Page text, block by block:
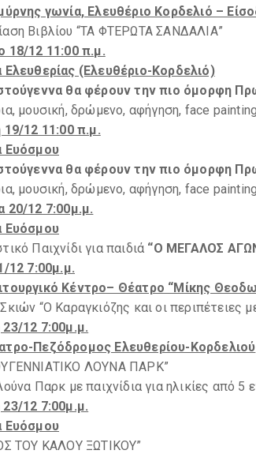
γωνία, Ελευθέριο Κορδελιό –
Βιβλίου “ΤΑ ΦΤΕΡΩΤΑ ΣΑΝΔΑΛΙΑ”
18/12 11:00 π.μ.
Ελευθερίας (Ελευθέριο-Κορδελιό)
θα φέρουν την πιο όμορφη
μουσική, δρώμενο, αφήγηση, face
19/12 11:00 π.μ.
Ευόσμου
θα φέρουν την πιο όμορφη
μουσική, δρώμενο, αφήγηση, face
20/12 7:00μ.μ.
Ευόσμου
Παιχνίδι για παιδιά “O ΜΕΓΑΛΟΣ
12 7:00μ.μ.
Κέντρο– Θέατρο “Μίκης
“Ο Καραγκιόζης και οι περιπέτειες
12 7:00μ.μ.
Πεζόδρομος Ελευθερίου-Κορδελιού
ΛΟΥΝΑ ΠΑΡΚ”
Παρκ με παιχνίδια για ηλικίες από 5
12 7:00μ.μ.
Ευόσμου
ΤΟΥ ΚΑΛΟΥ ΞΩΤΙΚΟΥ”